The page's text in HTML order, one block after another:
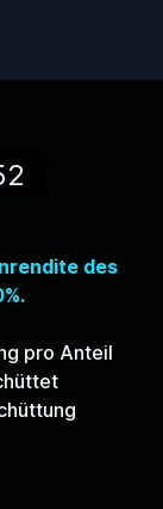
des
pro Anteil